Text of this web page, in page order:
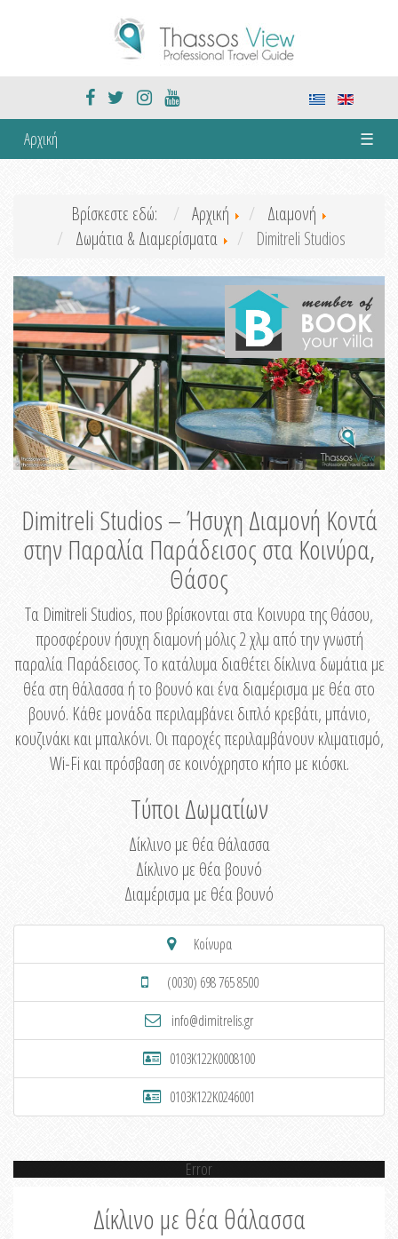
Αρχική ☰
Βρίσκεστε εδώ: Αρχική
Διαμονή
Δωμάτια & Διαμερίσματα
Dimitreli Studios
Dimitreli Studios – Ήσυχη Διαμονή Κοντά
στην Παραλία Παράδεισος στα Κοινύρα,
Θάσος
Τα Dimitreli Studios, που βρίσκονται στα Κοινυρα της Θάσου,
προσφέρουν ήσυχη διαμονή μόλις 2 χλμ από την γνωστή
παραλία Παράδεισος. Το κατάλυμα διαθέτει δίκλινα δωμάτια με
θέα στη θάλασσα ή το βουνό και ένα διαμέρισμα με θέα στο
βουνό. Κάθε μονάδα περιλαμβάνει διπλό κρεβάτι, μπάνιο,
κουζινάκι και μπαλκόνι. Οι παροχές περιλαμβάνουν κλιματισμό,
Wi-Fi και πρόσβαση σε κοινόχρηστο κήπο με κιόσκι.
Τύποι Δωματίων
Δίκλινο με θέα θάλασσα
Δίκλινο με θέα βουνό
Διαμέρισμα με θέα βουνό
Κοίνυρα
(0030) 698 765 8500
info@dimitrelis.gr
0103K122K0008100
0103K122K0246001
Error
Δίκλινο με θέα θάλασσα